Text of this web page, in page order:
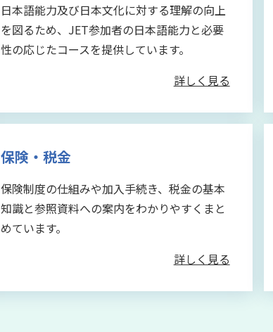
日本語能力及び日本文化に対する理解の向上
を図るため、JET参加者の日本語能力と必要
性の応じたコースを提供しています。
詳しく見る
保険・税金
保険制度の仕組みや加入手続き、税金の基本
知識と参照資料への案内をわかりやすくまと
めています。
詳しく見る